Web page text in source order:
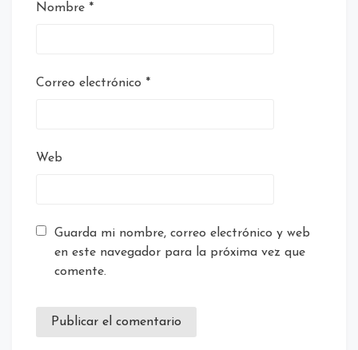
Nombre *
Correo electrónico *
Web
Guarda mi nombre, correo electrónico y web
en este navegador para la próxima vez que
comente.